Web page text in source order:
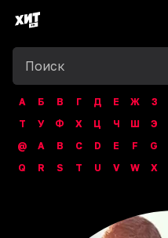
А Б В Г Д Е Ж З
Т
У Ф Х Ц Ч Ш Э
@
A B C D E F G
Q
R S T U V W X